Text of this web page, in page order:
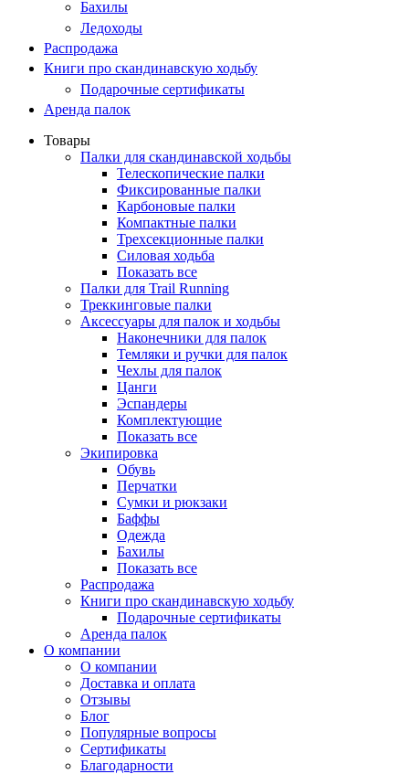
Бахилы
Ледоходы
Распродажа
Книги про скандинавскую ходьбу
Подарочные сертификаты
Аренда палок
Товары
Палки для скандинавской ходьбы
Телескопические палки
Фиксированные палки
Карбоновые палки
Компактные палки
Трехсекционные палки
Силовая ходьба
Показать все
Палки для Trail Running
Треккинговые палки
Аксессуары для палок и ходьбы
Наконечники для палок
Темляки и ручки для палок
Чехлы для палок
Цанги
Эспандеры
Комплектующие
Показать все
Экипировка
Обувь
Перчатки
Сумки и рюкзаки
Баффы
Одежда
Бахилы
Показать все
Распродажа
Книги про скандинавскую ходьбу
Подарочные сертификаты
Аренда палок
О компании
О компании
Доставка и оплата
Отзывы
Блог
Популярные вопросы
Сертификаты
Благодарности